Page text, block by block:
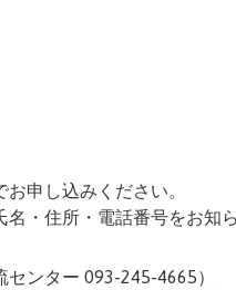
申し込みください。
・住所・電話番号をお知ら
センター 093-245-4665）